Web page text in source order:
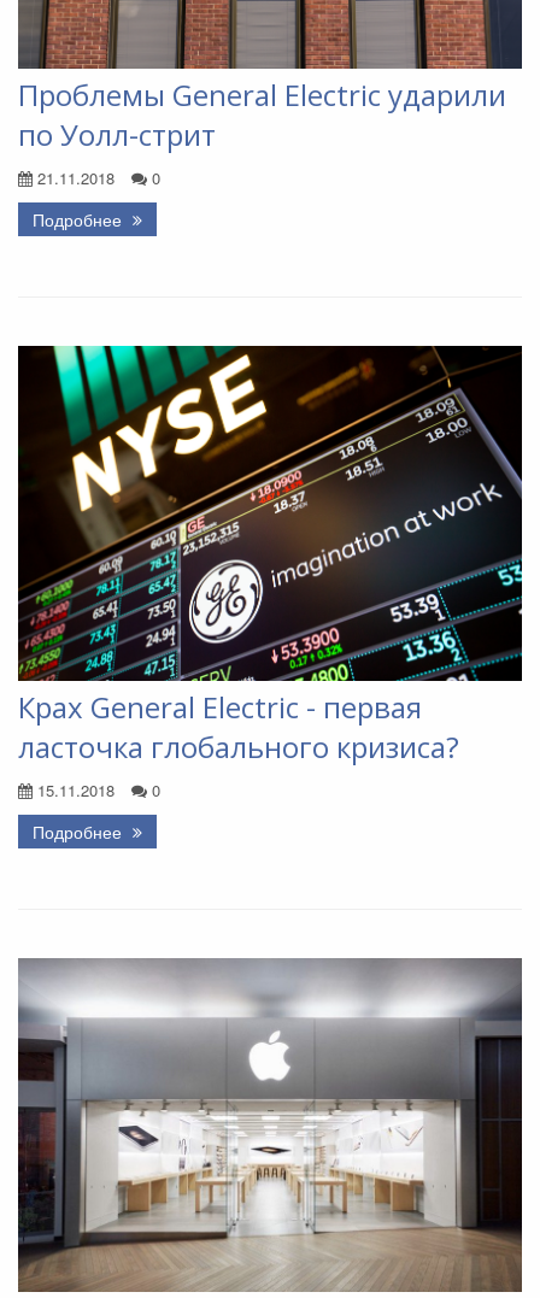
Проблемы General Electric ударили
по Уолл-стрит
21.11.2018 0
Подробнее
Крах General Electric - первая
ласточка глобального кризиса?
15.11.2018 0
Подробнее